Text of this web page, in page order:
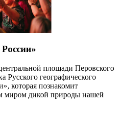
площади Перовского
Русского географического
которая познакомит
миром дикой природы нашей